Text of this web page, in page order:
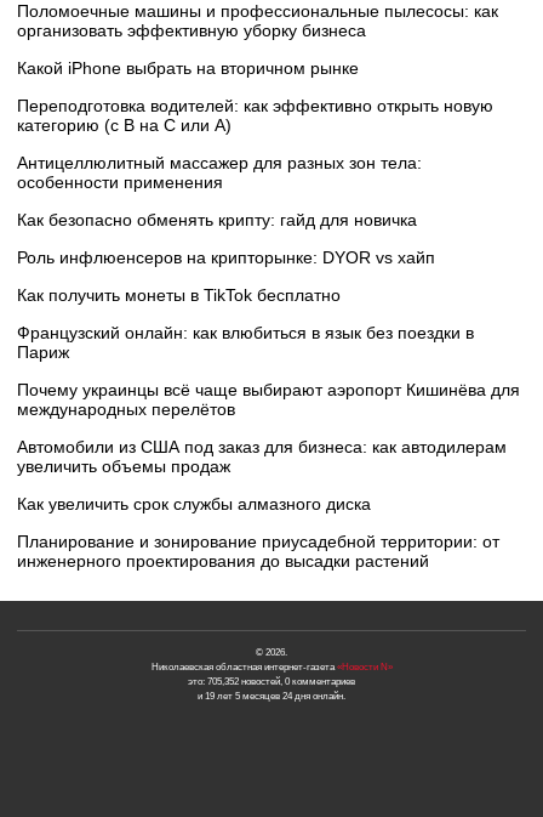
Поломоечные машины и профессиональные пылесосы: как
организовать эффективную уборку бизнеса
Какой iPhone выбрать на вторичном рынке
Переподготовка водителей: как эффективно открыть новую
категорию (с B на C или А)
Антицеллюлитный массажер для разных зон тела:
особенности применения
Как безопасно обменять крипту: гайд для новичка
Роль инфлюенсеров на крипторынке: DYOR vs хайп
Как получить монеты в TikTok бесплатно
Французский онлайн: как влюбиться в язык без поездки в
Париж
Почему украинцы всё чаще выбирают аэропорт Кишинёва для
международных перелётов
Автомобили из США под заказ для бизнеса: как автодилерам
увеличить объемы продаж
Как увеличить срок службы алмазного диска
Планирование и зонирование приусадебной территории: от
инженерного проектирования до высадки растений
© 2026.
Николаевская областная интернет-газета«Новости N»
это: 705,352 новостей, 0 комментариев
и 19 лет 5 месяцев 24 дня онлайн.